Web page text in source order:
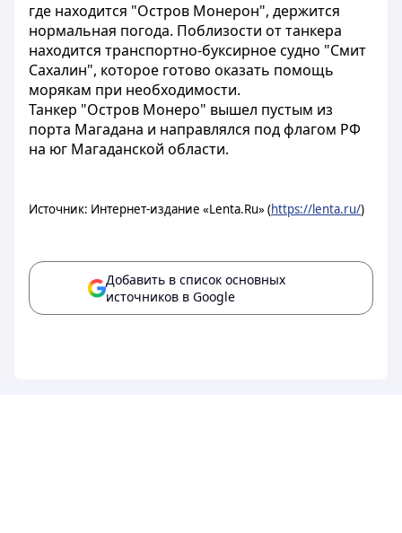
где находится "Остров Монерон", держится
нормальная погода. Поблизости от танкера
находится транспортно-буксирное судно "Смит
Сахалин", которое готово оказать помощь
морякам при необходимости.
Танкер "Остров Монеро" вышел пустым из
порта Магадана и направлялся под флагом РФ
на юг Магаданской области.
Источник: Интернет-издание «Lenta.Ru» (https://lenta.ru/)
Добавить в список основных
источников в Google